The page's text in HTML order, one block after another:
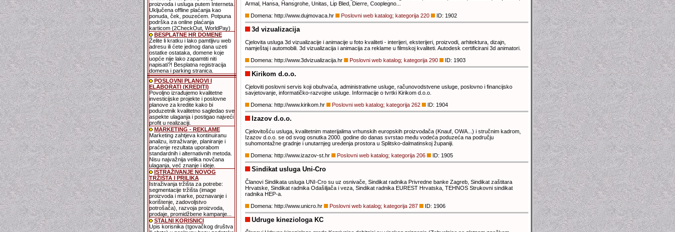
proizvoda i usluga putem Interneta.
Uključena offline plaćanja kao
ponuda, ček, pouzećem. Potpuna
podrška za online plaćanja
karticom (2CheckOut, WorldPay)
BESPLATNE HR DOMENE
Želite li kratku i lako pamtljivu web
adresu ili ćete jednog dana uzeti
ostatke ostataka, domene koje
uopće nije lako zapamtiti niti
napisati?! Besplatna registracija
domena i parking stranica.
POSLOVNI PLANOVI I
ELABORATI (KREDITI)
Povoljno izrađujemo kvalitetne
investicijske projekte i poslovne
planove za kredite kako bi
poduzetnik kvalitetno sagledao sve
aspekte ulaganja i postigao najveći
profit u realizaciji.
MARKETING - REKLAME
Marketing zahtjeva kontinuiranu
analizu, istraživanje, planiranje i
praćenje rezultata uporabom
standardnih i alternativnih metoda.
Nisu najvažnija velika novčana
ulaganja, već znanje i ideje.
ISTRAŽIVANJE NOVOG
TRŽIŠTA I PRILIKA
Istraživanja tržišta za potrebe:
segmentacije tržišta (image
proizvoda i marke, poznavanje i
korištenje, zadovoljstvo
potrošača), razvoja proizvoda,
prodaje, promidžbene kampanje...
STALNI KORISNICI
Upis korisnika (tgovačkog društva
Armal, Hansa, Hansgrohe, Unitas, Lip Bled, Dierre, Cooplegno...
Domena: http://www.dujmovaca.hr
Poslovni web katalog; kategorija 220 ID: 1902
3d vizualizacija
Cjelovita usluga 3d vizualizacije i animacije u foto kvaliteti - interijeri, eksterijeri, proizvodi, arhitektura, dizajn,
namještaj i automobili. 3d vizualizacija i animacija za reklame u filmskoj kvaliteti. Autodesk certificirani 3d animatori.
Domena: http://www.3dvizualizacija.hr
Poslovni web katalog; kategorija 290 ID: 1903
Kirikom d.o.o.
Cjeloviti poslovni servis koji obuhvaća, administrativne usluge, računovodstvene usluge, poslovno i financijsko
savjetovanje, informatičko-razvojne usluge. Informacije o tvrtki Kirikom d.o.o.
Domena: http://www.kirikom.hr
Poslovni web katalog; kategorija 262 ID: 1904
Izazov d.o.o.
Cjelovitošću usluga, kvalitetnim materijalima vrhunskih europskih proizvođača (Knauf, OWA...) i stručnim kadrom,
Izazov d.o.o. se od svog osnutka 2000. godine do danas svrstao među vodeća poduzeća na području
suhomontažne gradnje i unutarnjeg uređenja prostora u Splitsko-dalmatinskoj županiji.
Domena: http://www.izazov-st.hr
Poslovni web katalog; kategorija 206 ID: 1905
Sindikat usluga Uni-Cro
Članovi Sindikata usluga UNI-Cro su uz osnivače, Sindikat radnika Privredne banke Zagreb, Sindikat zaštitara
Hrvatske, Sindikat radnika Odašiljača i veza, Sindikat radnika EUREST Hrvatska, TEHNOS Strukovni sindikat
radnika HEP-a.
Domena: http://www.unicro.hr
Poslovni web katalog; kategorija 287 ID: 1906
Udruge kineziologa KC